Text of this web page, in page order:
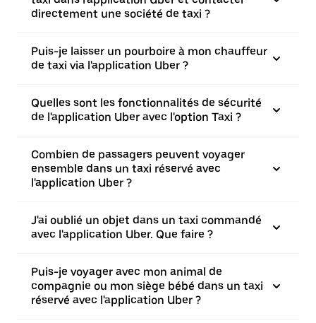
directement une société de taxi ?
Puis-je laisser un pourboire à mon chauffeur
de taxi via l'application Uber ?
Quelles sont les fonctionnalités de sécurité
de l'application Uber avec l'option Taxi ?
Combien de passagers peuvent voyager
ensemble dans un taxi réservé avec
l'application Uber ?
J'ai oublié un objet dans un taxi commandé
avec l'application Uber. Que faire ?
Puis-je voyager avec mon animal de
compagnie ou mon siège bébé dans un taxi
réservé avec l'application Uber ?